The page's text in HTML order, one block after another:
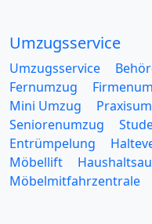
Umzugsservice
Umzugsservice
Fernumzug
Mini Umzug
Seniorenumzug
Entrümpelung
Möbellift
Möbelmitfahrzentrale